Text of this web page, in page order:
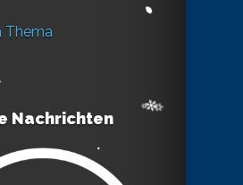
Thema
Nachrichten